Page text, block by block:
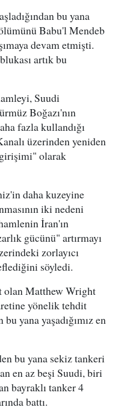
bu yana
Babu'l Mendeb
devam etmişti.
artık bu
Suudi
Boğazı'nın
fazla kullandığı
üzerinden yeniden
olarak
daha kuzeyine
iki nedeni
İran'ın
gücünü" artırmayı
zorlayıcı
söyledi.
olan Matthew Wright
yönelik tehdit
yana yaşadığımız en
bu yana sekiz tankeri
en az beşi Suudi, biri
bayraklı tanker 4
battı.